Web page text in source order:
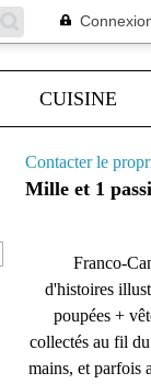
CUISINE
Contacter le
Mille et 1
Franco-
d'histoires
poupées +
collectés au fil
mains, et parfois